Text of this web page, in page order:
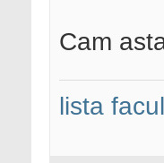
Cam
lista